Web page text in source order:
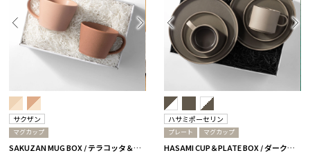
サクザン
マグカップ
SAKUZAN MUG BOX / テラコッタ＆コーラルベージュ［サクザン×HYACCA］
ハサミポーセリン
プレート マグカップ
HASAMI CUP＆PLATE BOX / ダークグレー［ハサミポーセリン］